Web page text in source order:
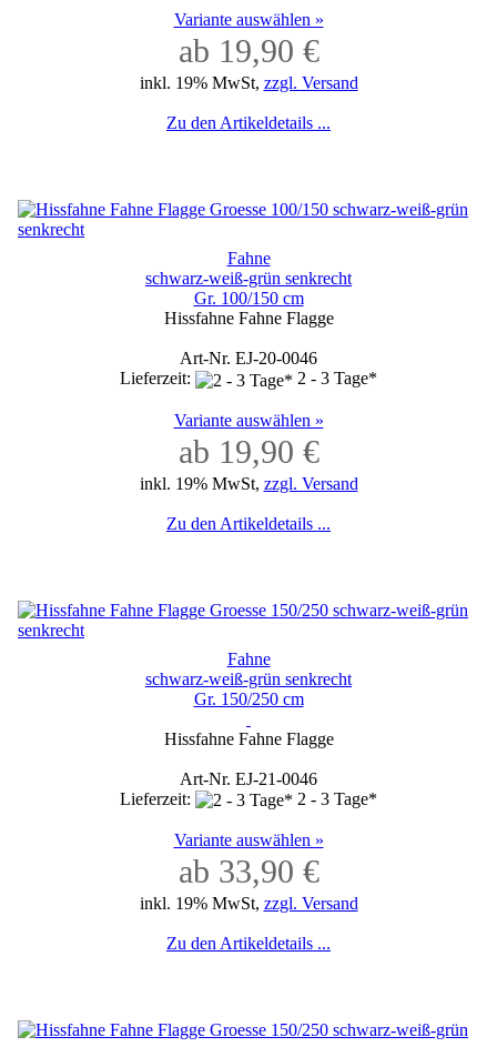
Variante auswählen »
ab 19,90 €
inkl. 19% MwSt, zzgl. Versand
Zu den Artikeldetails ...
Fahne
schwarz-weiß-grün senkrecht
Gr. 100/150 cm
Hissfahne Fahne Flagge
Art-Nr. EJ-20-0046
Lieferzeit:
2 - 3 Tage*
Variante auswählen »
ab 19,90 €
inkl. 19% MwSt, zzgl. Versand
Zu den Artikeldetails ...
Fahne
schwarz-weiß-grün senkrecht
Gr. 150/250 cm
Hissfahne Fahne Flagge
Art-Nr. EJ-21-0046
Lieferzeit:
2 - 3 Tage*
Variante auswählen »
ab 33,90 €
inkl. 19% MwSt, zzgl. Versand
Zu den Artikeldetails ...